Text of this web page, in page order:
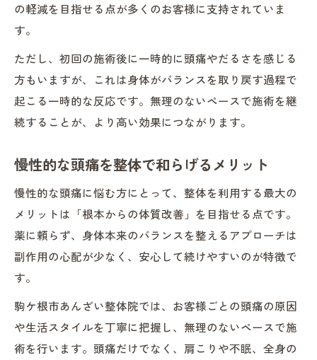
の軽減を目指せる点が多くのお客様に支持されていま
す。
ただし、初回の施術後に一時的に頭痛やだるさを感じる
方もいますが、これは身体がバランスを取り戻す過程で
起こる一時的な反応です。無理のないペースで施術を継
続することが、より高い効果につながります。
慢性的な頭痛を整体で和らげるメリット
慢性的な頭痛に悩む方にとって、整体を利用する最大の
メリットは「根本からの体質改善」を目指せる点です。
薬に頼らず、身体本来のバランスを整えるアプローチは
副作用の心配が少なく、安心して続けやすいのが特徴で
す。
駒ケ根市あんざい整体院では、お客様ごとの頭痛の原因
や生活スタイルを丁寧に把握し、無理のないペースで施
術を行います。頭痛だけでなく、肩こりや不眠、全身の